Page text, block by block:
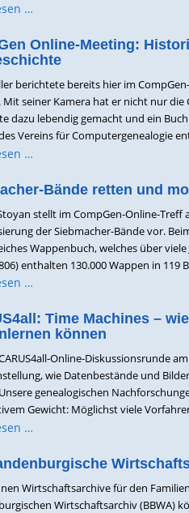
…
Online-Meeting:
berichtete bereits hier im
Mit seiner Kamera hat er nicht nur
dazu lebendig gemacht und ein
Vereins für Computergenealogie
…
Bände retten und
stellt im CompGen-Online-Treff
der Siebmacher-Bände vor.
Wappenbuch, welches über
enthalten 130.000 Wappen in 119
…
Time Machines –
können
Online-Diskussionsrunde
wie Datenbestände und
genealogischen
Gewicht: Möglichst viele
…
Wirtschaftsarchive für den
Wirtschaftsarchiv (BBWA)